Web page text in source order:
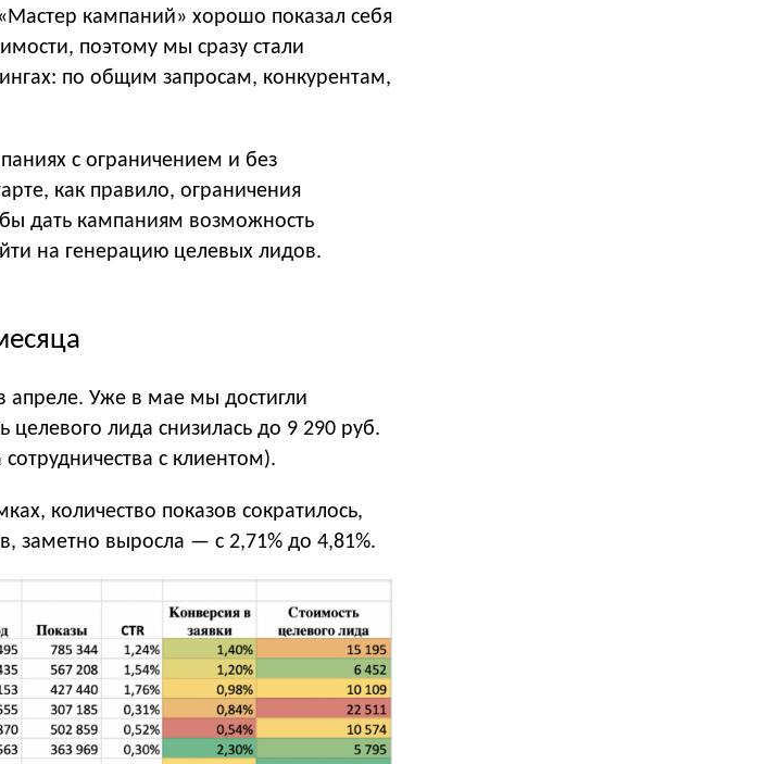
кампаний» хорошо показал себя
поэтому мы сразу стали
по общим запросам, конкурентам,
с ограничением и без
как правило, ограничения
дать кампаниям возможность
на генерацию целевых лидов.
апреле. Уже в мае мы достигли
целевого лида снизилась до 9 290 руб.
с клиентом).
количество показов сократилось,
заметно выросла — с 2,71% до 4,81%.